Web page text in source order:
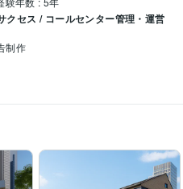
クセス / コールセンター管理・運営
制作